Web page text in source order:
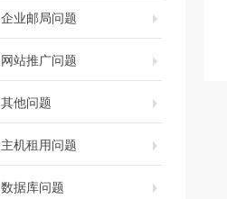
企业邮局问题
网站推广问题
其他问题
主机租用问题
数据库问题